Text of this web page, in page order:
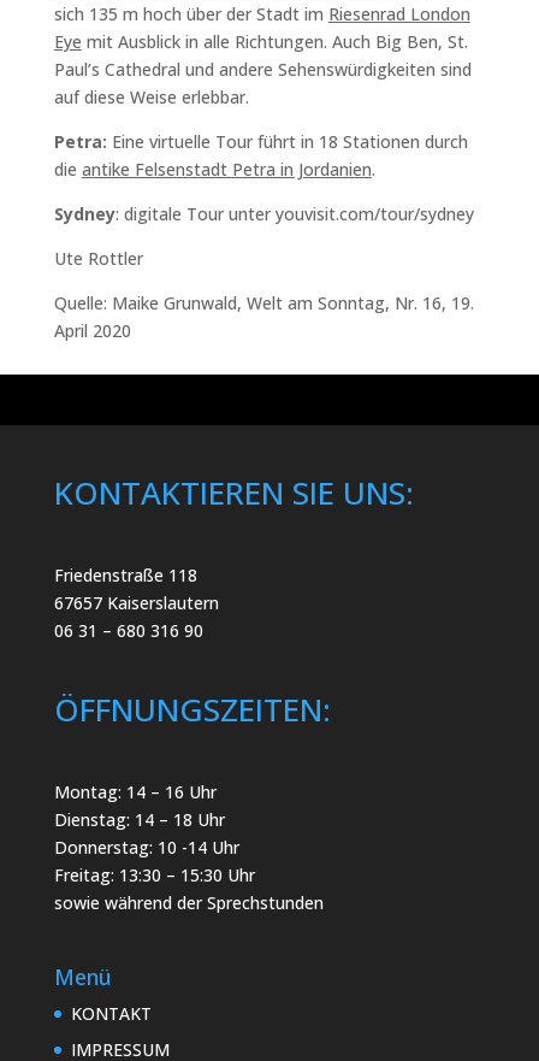
sich 135 m hoch über der Stadt im Riesenrad London
Eye mit Ausblick in alle Richtungen. Auch Big Ben, St.
Paul’s Cathedral und andere Sehenswürdigkeiten sind
auf diese Weise erlebbar.
Petra: Eine virtuelle Tour führt in 18 Stationen durch
die antike Felsenstadt Petra in Jordanien.
Sydney: digitale Tour unter youvisit.com/tour/sydney
Ute Rottler
Quelle: Maike Grunwald, Welt am Sonntag, Nr. 16, 19.
April 2020
KONTAKTIEREN SIE UNS:
Friedenstraße 118
67657 Kaiserslautern
06 31 – 680 316 90
ÖFFNUNGSZEITEN:
Montag: 14 – 16 Uhr
Dienstag: 14 – 18 Uhr
Donnerstag: 10 -14 Uhr
Freitag: 13:30 – 15:30 Uhr
sowie während der Sprechstunden
Menü
KONTAKT
IMPRESSUM